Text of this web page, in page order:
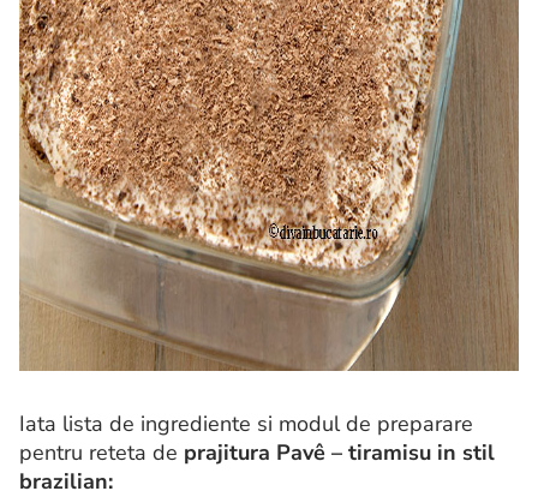
Iata lista de ingrediente si modul de preparare
pentru reteta de prajitura Pavê – tiramisu in stil
brazilian: